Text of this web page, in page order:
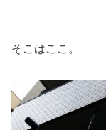
そこはここ。